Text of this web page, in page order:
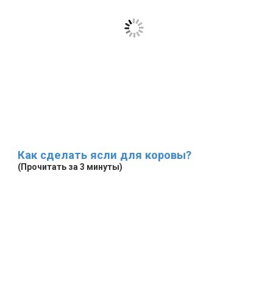
Как сделать ясли для коровы?
(Прочитать за 3 минуты)